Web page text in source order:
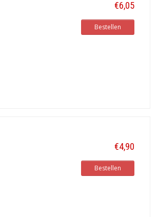
€6,05
Bestellen
€4,90
Bestellen